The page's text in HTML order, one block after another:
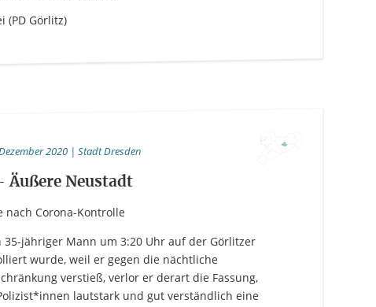
(PD Görlitz)
2020 | Stadt Dresden
Äußere Neustadt
nach Corona-Kontrolle
35-jähriger Mann um 3:20 Uhr auf der Görlitzer
wurde, weil er gegen die nächtliche
verstieß, verlor er derart die Fassung,
lautstark und gut verständlich eine